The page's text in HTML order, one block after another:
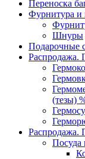
Переноска
Фурнитура и
Шнуры
Подарочные
Распродажа.
(тезы)
Распродажа.
Посуда